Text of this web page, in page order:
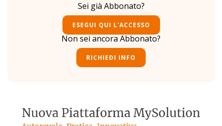
Sei già Abbonato?
ESEGUI QUI L'ACCESSO
Non sei ancora Abbonato?
RICHIEDI INFO